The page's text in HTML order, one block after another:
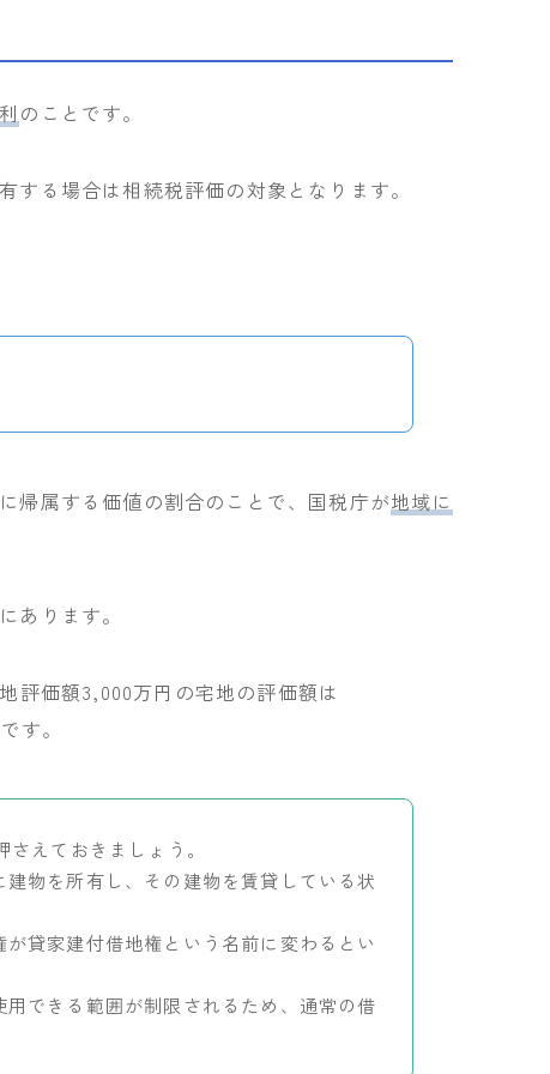
のことです。
る場合は相続税評価の対象となります。
帰属する価値の割合のことで、国税庁が地域に
あります。
評価額3,000万円の宅地の評価額は
す。
さえておきましょう。
物を所有し、その建物を賃貸している状
貸家建付借地権という名前に変わるとい
できる範囲が制限されるため、通常の借